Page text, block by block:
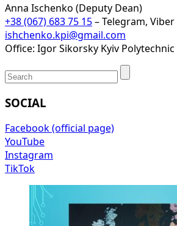
Anna Ischenko (Deputy Dean)
+38 (067) 683 75 15– Telegram, Viber
ishchenko.kpi@gmail.com
Office: Igor Sikorsky Kyiv
SOCIAL
Facebook (official page)
YouTube
Instagram
TikTok